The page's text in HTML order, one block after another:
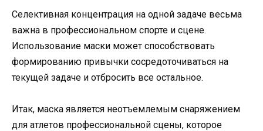
Селективная концентрация на одной задаче весьма
важна в профессиональном спорте и сцене.
Использование маски может способствовать
формированию привычки сосредоточиваться на
текущей задаче и отбросить все остальное.
Итак, маска является неотъемлемым снаряжением
для атлетов профессиональной сцены, которое